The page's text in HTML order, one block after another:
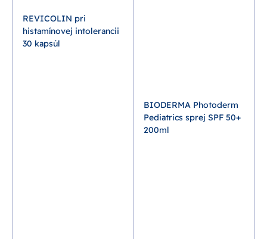
REVICOLIN pri
histamínovej intolerancii
30 kapsúl
BIODERMA Photoderm
Pediatrics sprej SPF 50+
200ml